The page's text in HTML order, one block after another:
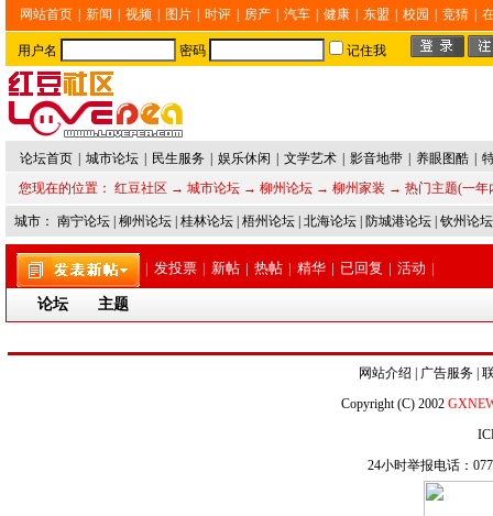
网站首页 新闻 视频 图片 时评 房产 汽车 健康 东盟 校园 竞猜
用户名 密码 记住我
论坛首页 城市论坛 民生服务 娱乐休闲 文学艺术 影音地带 养眼图酷
您现在的位置： 红豆社区 → 城市论坛 → 柳州论坛 → 柳州家装 → 热门主题(一年
城市： 南宁论坛 柳州论坛 桂林论坛 梧州论坛 北海论坛 防城港论坛 钦州论坛
| 发投票 | 新帖 | 热帖 | 精华 | 已回复 | 活动 |
论坛 主题
网站介绍 广告服务
Copyright (C) 2002
24小时举报电话：